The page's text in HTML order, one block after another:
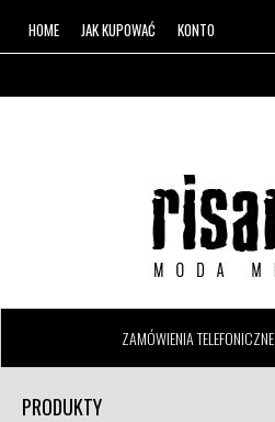
HOME JAK KUPOWAĆ KONTO
ZAMÓWIENIA TELEFONICZNE
PRODUKTY